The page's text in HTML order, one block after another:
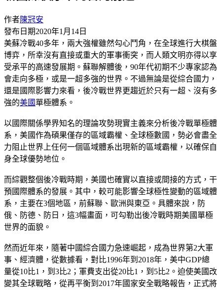
作者陳冠安
發布日期2020年1月14日
美蘇冷戰40多年，兩大強權雖然勾心鬥角，在全球進行大棋盤
博弈，所幸沒有直接或重大的軍事衝突，而人類文明亦得以享
受承平的高速發展期。蘇聯解體後，90年代初期不少專家認為
會走向多極，或是一超多強的世界。不過無論是從綜合國力，
還是國際影響力來看，後冷戰世界更趨近於只有一超、沒有多
強的美國 單極體系。
以國際關係學界知名的理論攻勢現實主義來分析後冷戰單極體
系，美國作為碩果僅存的區域霸權、全球極數國，勢必會盡全
力阻止世界上任何一個區域體系出現新的區域霸權，以確保自
身全球優勢地位。
而綜觀整個後冷戰時期，美國也確實以直接或間接的方式，干
預國際體系的發展。其中，較可能影響全球極性變動的區域體
系，主要在3個地區，前蘇聯、歐洲與東亞。具體來說，防
俄、防德、防日，這3幅畫面，可勾勒出後冷戰時期美國單極
世界的面貌。
然而近年來，隨著中國綜合國力急速崛起，成為世界第2大軍
事、經濟體，從數據看，對比1996年到2018年，美中GDP總
量從10比1，到3比2；軍費支出從20比1，到5比2。迫使美國改
變其全球戰略，從再平衡到2017年國家安全戰略報告，正式將